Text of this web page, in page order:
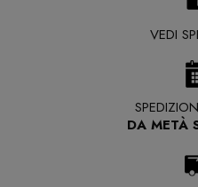
VEDI
DA METÀ